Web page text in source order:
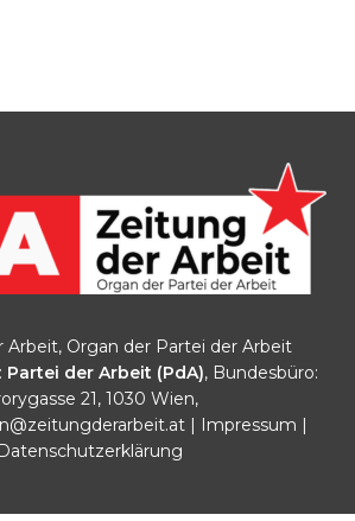
Organ der Partei der Arbeit
Partei der Arbeit (PdA), Bundesbüro:
21, 1030 Wien,
| Impressum |
Datenschutzerklärung